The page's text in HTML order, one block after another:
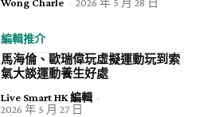
編輯推介
馬海倫、歐瑞偉玩虛擬運動玩到索
氣大談運動養生好處
Live Smart HK 編輯 -
2026 年 5 月 27 日